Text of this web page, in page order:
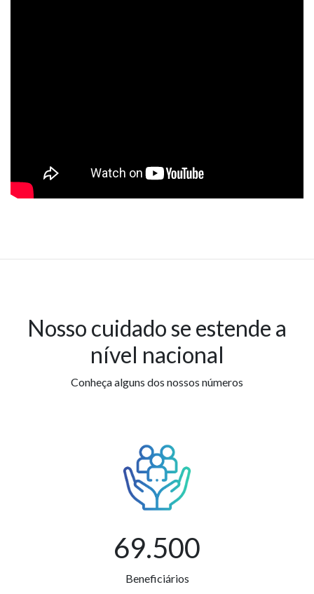
Nosso cuidado se estende a
nível nacional
Conheça alguns dos nossos números
69.500
Beneficiários